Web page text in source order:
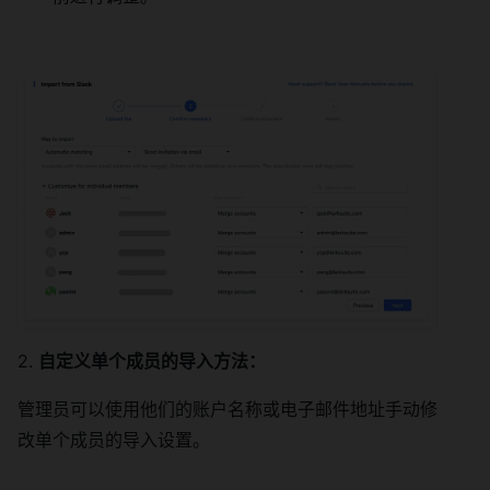
2. 自定义单个成员的导入方法：
管理员可以使用他们的账户名称或电子邮件地址手动修
改单个成员的导入设置。